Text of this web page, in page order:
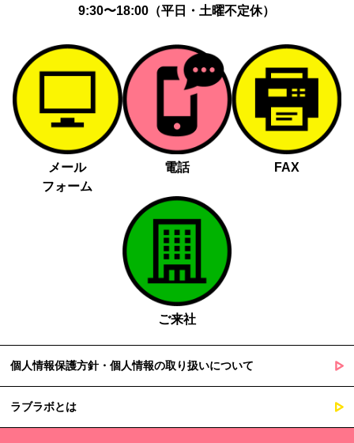
9:30〜18:00（平日・土曜不定休）
メール
フォーム
電話 FAX
ご来社
個人情報保護方針・個人情報の取り扱いについて
ラブラボとは